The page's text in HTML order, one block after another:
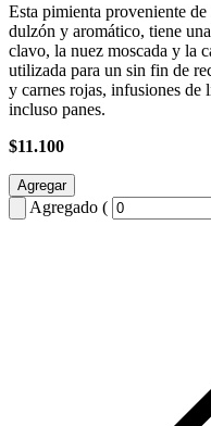
Esta pimienta proveniente
dulzón y aromático, tiene
clavo, la nuez moscada y la
utilizada para un sin fin de
y carnes rojas, infusiones de
incluso panes.
$11.100
Agregar
Agregado (